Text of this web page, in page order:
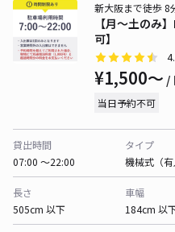
【月～土のみ
可】
新大阪まで徒歩 8
¥1,500〜 /
当日予約不可
貸出時間
07:00 〜22:00
タイプ
機械式（有
長さ
505cm 以下
車幅
184cm 以